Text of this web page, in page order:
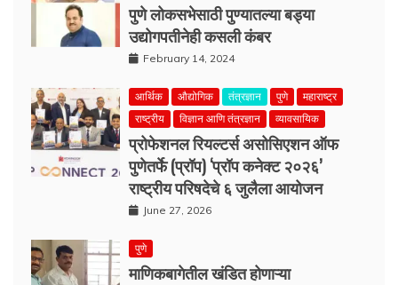
पुणे लोकसभेसाठी पुण्यातल्या बड्या
उद्योगपतीनेही कसली कंबर
February 14, 2024
आर्थिक औद्योगिक तंत्रज्ञान पुणे
महाराष्ट्र
राष्ट्रीय
विज्ञान आणि तंत्रज्ञान व्यावसायिक
प्रोफेशनल रियल्टर्स असोसिएशन ऑफ
पुणेतर्फे (प्रॉप) ‘प्रॉप कनेक्ट २०२६’
राष्ट्रीय परिषदेचे ६ जुलैला आयोजन
June 27, 2026
पुणे
माणिकबागेतील खंडित होणाऱ्या